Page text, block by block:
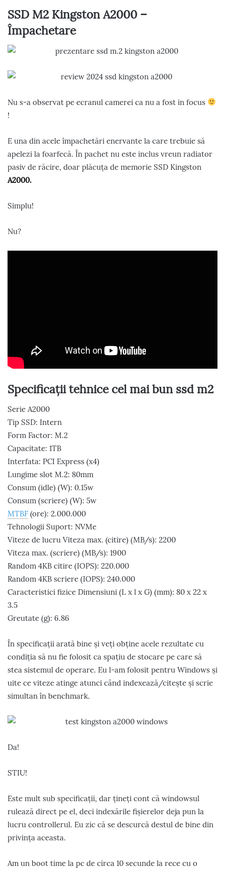
SSD M2 Kingston A2000 –
Împachetare
Nu s-a observat pe ecranul camerei ca nu a fost in focus
!
E una din acele împachetări enervante la care trebuie să
apelezi la foarfecă. În pachet nu este inclus vreun radiator
pasiv de răcire, doar plăcuța de memorie SSD Kingston
A2000.
Simplu!
Nu?
Specificații tehnice cel mai bun ssd m2
Serie A2000
Tip SSD: Intern
Form Factor: M.2
Capacitate: 1TB
Interfata: PCI Express (x4)
Lungime slot M.2: 80mm
Consum (idle) (W): 0.15w
Consum (scriere) (W): 5w
MTBF (ore): 2.000.000
Tehnologii Suport: NVMe
Viteze de lucru Viteza max. (citire) (MB/s): 2200
Viteza max. (scriere) (MB/s): 1900
Random 4KB citire (IOPS): 220.000
Random 4KB scriere (IOPS): 240.000
Caracteristici fizice Dimensiuni (L x l x G) (mm): 80 x 22 x
3.5
Greutate (g): 6.86
În specificații arată bine și veți obține acele rezultate cu
condiția să nu fie folosit ca spațiu de stocare pe care să
stea sistemul de operare. Eu l-am folosit pentru Windows și
uite ce viteze atinge atunci când indexează/citește și scrie
simultan în benchmark.
Da!
STIU!
Este mult sub specificații, dar țineți cont că windowsul
rulează direct pe el, deci indexările fișierelor deja pun la
lucru controllerul. Eu zic că se descurcă destul de bine din
privința aceasta.
Am un boot time la pc de circa 10 secunde la rece cu o